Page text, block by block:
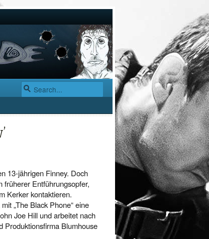
13-jährigen Finney. Doch
früherer Entführungsopfer,
Kerker kontaktieren.
„The Black Phone“ eine
Joe Hill und arbeitet nach
Produktionsfirma Blumhouse